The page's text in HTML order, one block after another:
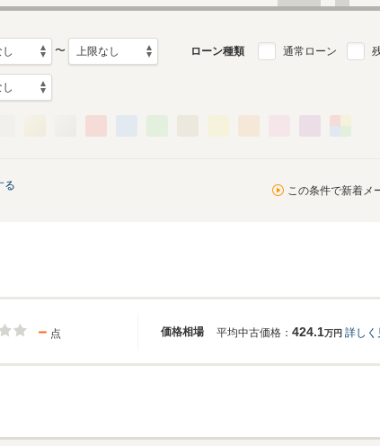
〜 ローン種類 通常ローン
る この条件で新着メ
価格相場
－ 点 平均中古価格： 424.1万円 詳しく